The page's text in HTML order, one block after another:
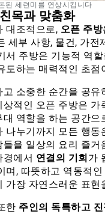
된 세련미를 연상시킵니다
목과 맞춤화
대조적으로, 오픈 주방
세부 사항, 물건, 가전
서 주방은 기능적 역
도하는 매력적인 초점
소중한 순간을 공유
적인 오픈 주방은 가
대 역할을 하는 공간으
나누기까지 모든 행동
들을 일상의 요리 즐거
경에서 연결의 기회 가
며, 따뜻하고 역동적
가장 자연스러운 표현
한 주인의 독특하고